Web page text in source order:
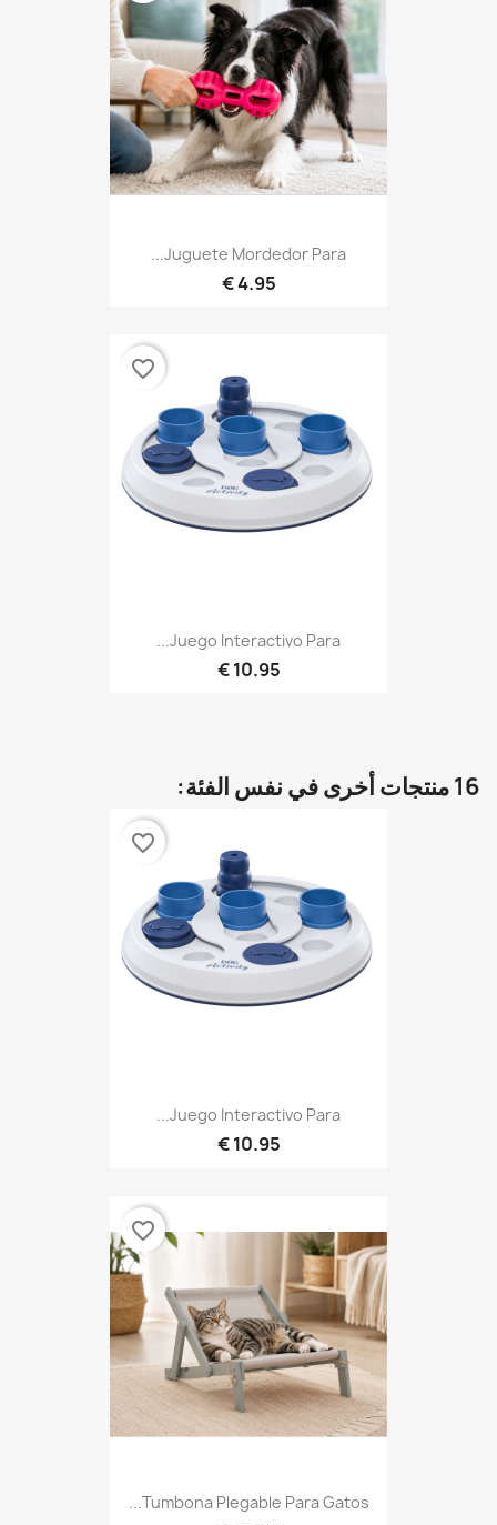
Juguete Mordedor Para...
4.95 €
Juego Interactivo Para...
10.95 €
favorite_border
16 منتجات أخرى في نفس الفئة:
Juego Interactivo Para...
10.95 €
favorite_border
Tumbona Plegable Para Gatos...
favorite_border